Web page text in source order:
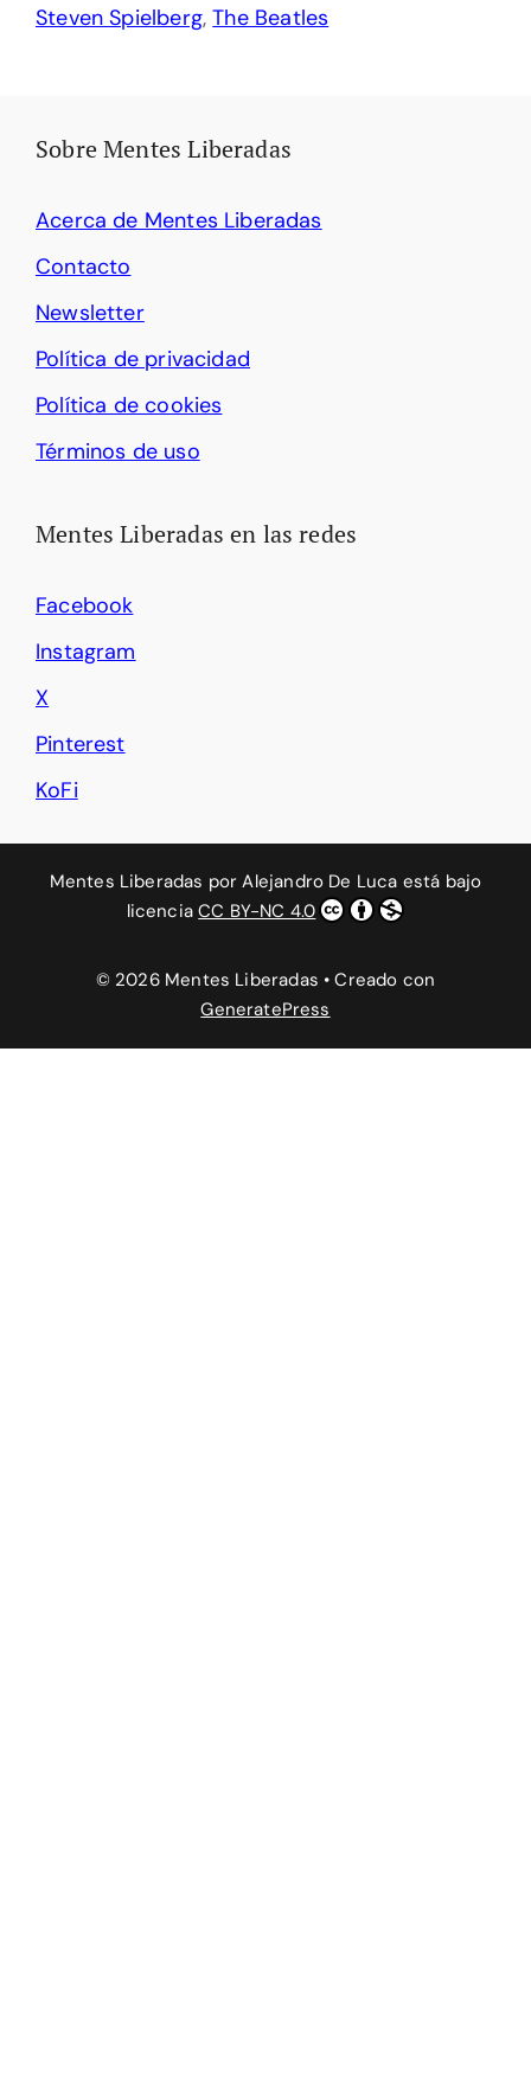
Steven Spielberg,The Beatles
Sobre Mentes Liberadas
Acerca de Mentes Liberadas
Contacto
Newsletter
Política de privacidad
Política de cookies
Términos de uso
Mentes Liberadas en las redes
Facebook
Instagram
X
Pinterest
KoFi
Mentes Liberadas porAlejandro De Luca está bajo
licenciaCC BY-NC 4.0
© 2026 Mentes Liberadas • Creado con
GeneratePress